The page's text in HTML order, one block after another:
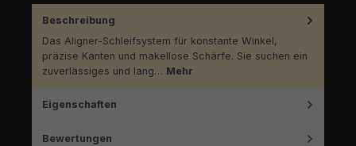
Beschreibung
Das Aligner-Schleifsystem für konstante Winkel,
präzise Kanten und makellose Schärfe. Sie suchen ein
zuverlässiges und lang… Mehr
Eigenschaften
Bewertungen